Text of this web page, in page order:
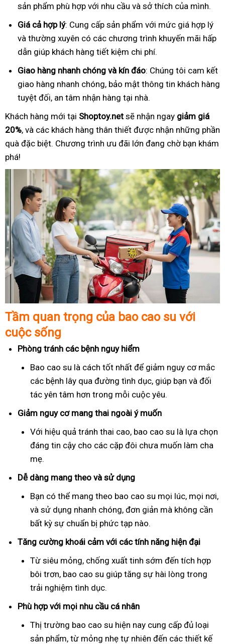
sản phẩm phù hợp với nhu cầu và sở thích của mình.
Giá cả hợp lý: Cung cấp sản phẩm với mức giá hợp lý
và thường xuyên có các chương trình khuyến mãi hấp
dẫn giúp khách hàng tiết kiệm chi phí.
Giao hàng nhanh chóng và kín đáo: Chúng tôi cam kết
giao hàng nhanh chóng, bảo mật thông tin khách hàng
tuyệt đối, an tâm nhận hàng tại nhà.
Khách hàng mới tại Shoptoy.net sẽ nhận ngay giảm giá
20%, và các khách hàng thân thiết được nhận những phần
quà đặc biệt. Chương trình ưu đãi lớn đang chờ bạn khám
phá!
Tầm quan trọng của bao cao su với
cuộc sống
Phòng tránh các bệnh nguy hiểm
Bao cao su là cách tốt nhất để giảm nguy cơ mắc
các bệnh lây qua đường tình dục, giúp bạn và đối
tác yên tâm hơn trong mỗi cuộc yêu.
Giảm nguy cơ mang thai ngoài ý muốn
Với hiệu quả tránh thai cao, bao cao su là lựa chọn
đáng tin cậy cho các cặp đôi chưa muốn làm cha
mẹ.
Dễ dàng mang theo và sử dụng
Bạn có thể mang theo bao cao su mọi lúc, mọi nơi,
và sử dụng nhanh chóng, đơn giản mà không cần
bất kỳ sự chuẩn bị phức tạp nào.
Tăng cường khoái cảm với các tính năng hiện đại
Từ siêu mỏng, chống xuất tinh sớm đến tích hợp
bôi trơn, bao cao su giúp tăng sự hài lòng trong
trải nghiệm tình dục.
Phù hợp với mọi nhu cầu cá nhân
Thị trường bao cao su hiện nay cung cấp đủ loại
sản phẩm, từ mỏng nhẹ tự nhiên đến các thiết kế